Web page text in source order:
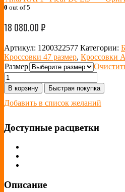
0 out of 5
18 080.00₽
Артикул: 1200322577 Категории:
Кроссовки 47 размер, Кроссовки
Размер
В корзину Быстрая покупка
Добавить в список желаний
Доступные расцветки
Описание